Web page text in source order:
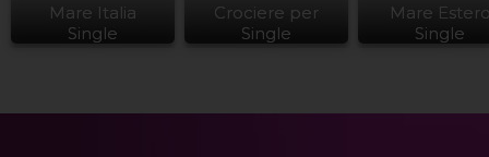
Mare Italia
Single
Crociere per
Single
Mare
Single